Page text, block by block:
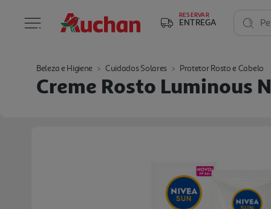
RESERVAR
ENTREGA
Beleza e Higiene Cuidados Solares Protetor Rosto e Cabelo
Creme Rosto Luminous